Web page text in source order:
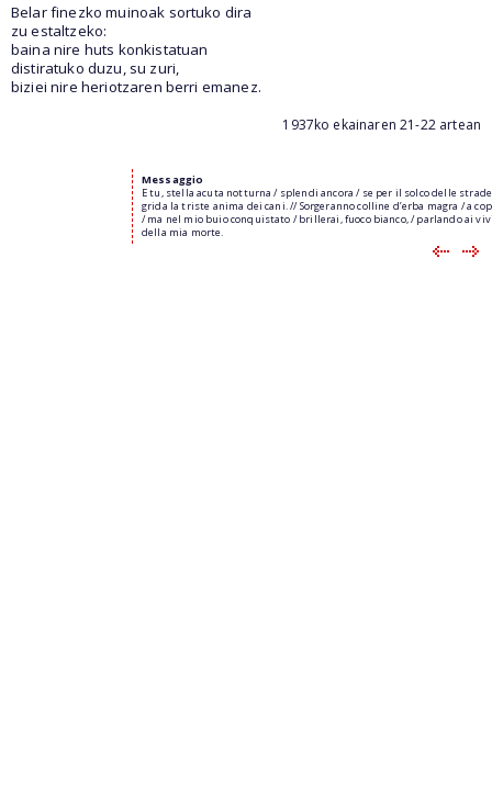
Belar finezko muinoak sortuko dira
zu estaltzeko:
baina nire huts konkistatuan
distiratuko duzu, su zuri,
biziei nire heriotzaren berri emanez.
1937ko ekainaren 21-22 artean
Messaggio
E tu, stella acuta notturna / splendi ancora / se per il solco delle
grida la triste anima dei cani. // Sorgeranno colline d’erba magra / a
/ ma nel mio buio conquistato / brillerai, fuoco bianco, / parlando ai
della mia morte.